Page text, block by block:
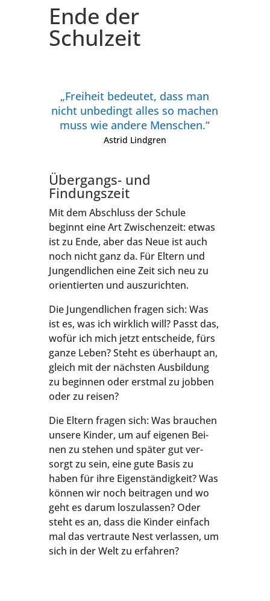
Ende der
Schulzeit
„Frei­heit bedeu­tet, dass man
nicht unbe­dingt alles so machen
muss wie ande­re Men­schen.“
Astrid Lind­gren
Über­gangs- und
Findungszeit
Mit dem Abschluss der Schu­le
beginnt eine Art Zwi­schen­zeit: etwas
ist zu Ende, aber das Neue ist auch
noch nicht ganz da. Für Eltern und
Jun­gen­d­li­chen eine Zeit sich neu zu
ori­en­tier­ten und auszurichten.
Die Jun­gen­d­li­chen fra­gen sich: Was
ist es, was ich wirk­lich will? Passt das,
wofür ich mich jetzt ent­schei­de, fürs
gan­ze Leben? Steht es über­haupt an,
gleich mit der nächs­ten Aus­bil­dung
zu begin­nen oder erst­mal zu job­ben
oder zu reisen?
Die Eltern fra­gen sich: Was brau­chen
unse­re Kin­der, um auf eige­nen Bei­
nen zu ste­hen und spä­ter gut ver­
sorgt zu sein, eine gute Basis zu
haben für ihre Eigen­stän­dig­keit? Was
kön­nen wir noch bei­tra­gen und wo
geht es dar­um los­zu­las­sen? Oder
steht es an, dass die Kin­der ein­fach
mal das ver­trau­te Nest ver­las­sen, um
sich in der Welt zu erfahren?